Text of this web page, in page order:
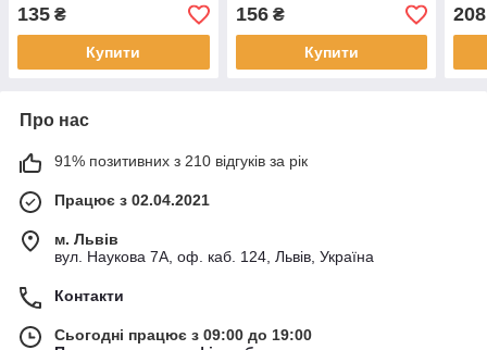
135 ₴
Купити
156₴
Купити
208
Про нас
91% позитивних з 210 відгуків за рік
Працює з 02.04.2021
м. Львів
вул. Наукова 7А, оф. каб. 124, Львів, Україна
Контакти
Сьогодні працює з 09:00 до 19:00